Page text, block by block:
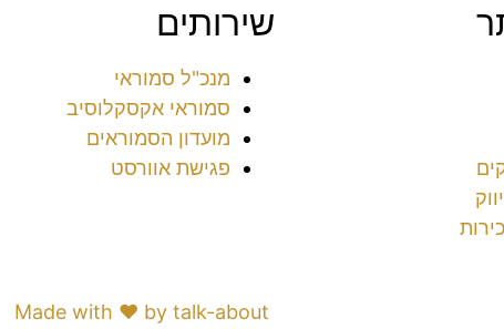
שירותים
מנכ"ל סמוראי
סמוראי אקסקלוסיב
מועדון הסמוראים
פגישת אוורסט
Made with ♥️ by talk-about